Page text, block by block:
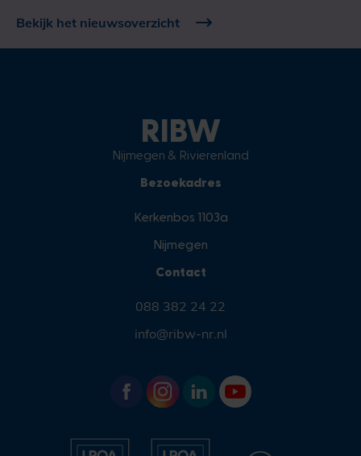
Bekijk het nieuwsoverzicht
RIBW
Nijmegen & Rivierenland
Bezoekadres
Kerkenbos 1103a
Nijmegen
Contact
088 382 24 22
info@ribw-nr.nl